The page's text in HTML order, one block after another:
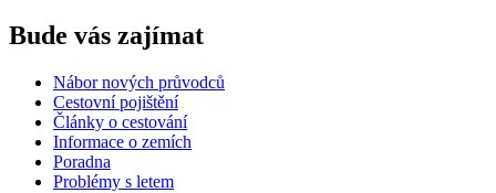
Bude vás zajímat
Nábor nových průvodců
Cestovní pojištění
Články o cestování
Informace o zemích
Poradna
Problémy s letem